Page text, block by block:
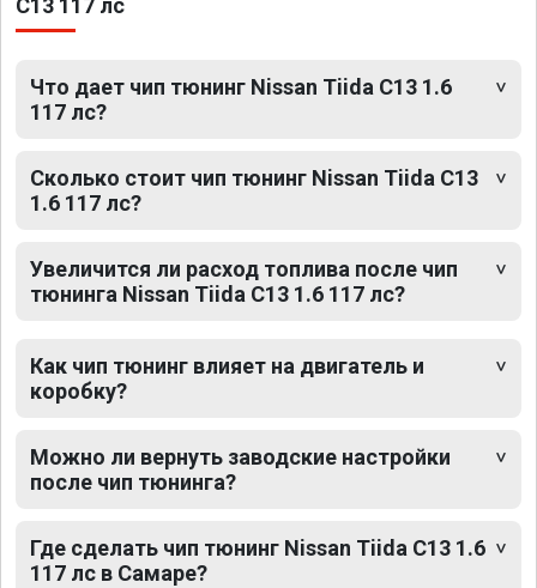
C13 117 лс
Что дает чип тюнинг Nissan Tiida C13 1.6
117 лс?
Сколько стоит чип тюнинг Nissan Tiida C13
1.6 117 лс?
Увеличится ли расход топлива после чип
тюнинга Nissan Tiida C13 1.6 117 лс?
Как чип тюнинг влияет на двигатель и
коробку?
Можно ли вернуть заводские настройки
после чип тюнинга?
Где сделать чип тюнинг Nissan Tiida C13 1.6
117 лс в Самаре?